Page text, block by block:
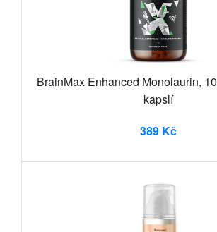
BrainMax Enhanced Monolaurin,
kapslí
389 Kč